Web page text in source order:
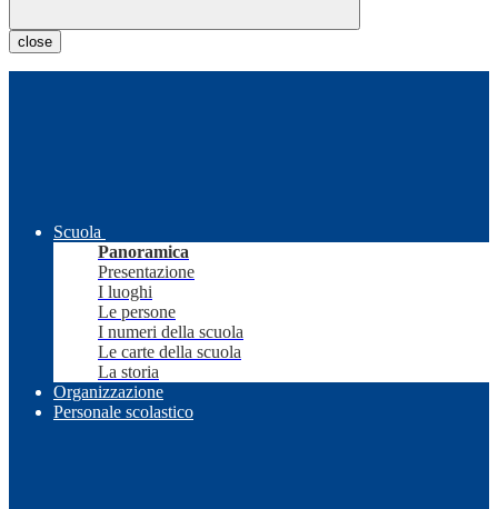
close
Scuola
Panoramica
Presentazione
I luoghi
Le persone
I numeri della scuola
Le carte della scuola
La storia
Organizzazione
Personale scolastico